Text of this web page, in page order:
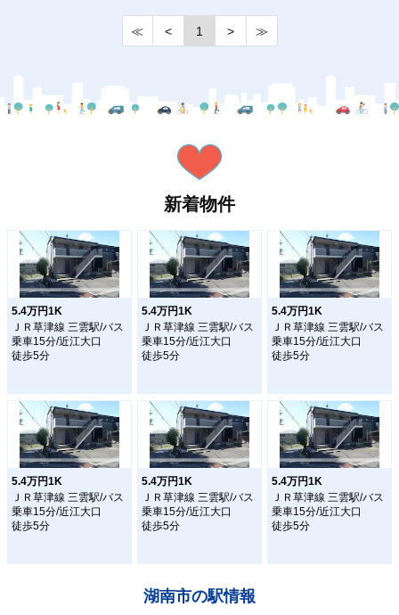
≪ < 1 > ≫
新着物件
5.4万円1K
ＪＲ草津線 三雲駅/バス
乗車15分/近江大口
徒歩5分
5.4万円1K
ＪＲ草津線 三雲駅/バス
乗車15分/近江大口
徒歩5分
5.4万円1K
ＪＲ草津線 三雲駅/バス
乗車15分/近江大口
徒歩5分
5.4万円1K
ＪＲ草津線 三雲駅/バス
乗車15分/近江大口
徒歩5分
5.4万円1K
ＪＲ草津線 三雲駅/バス
乗車15分/近江大口
徒歩5分
5.4万円1K
ＪＲ草津線 三雲駅/バス
乗車15分/近江大口
徒歩5分
湖南市の駅情報